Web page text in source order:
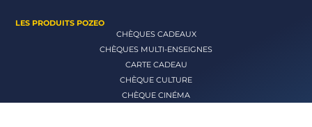
LES PRODUITS POZEO
CHÈQUES CADEAUX
CHÈQUES MULTI-ENSEIGNES
CARTE CADEAU
CHÈQUE CULTURE
CHÈQUE CINÉMA